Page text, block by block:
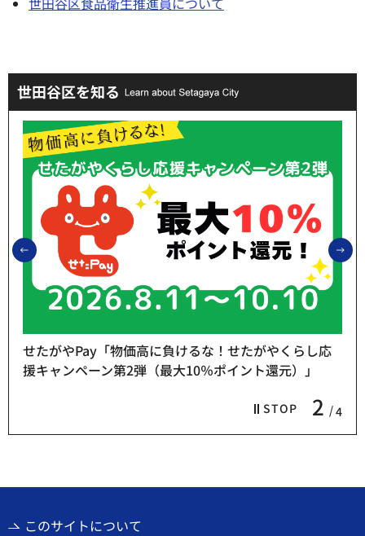
世田谷区を知る
前のスライドを表示
STOP 2 4
せたがやPay「物価高に負けるな！せたがやくらし応
援キャンペーン第2弾（最大10％ポイント還元）」
このサイトについて